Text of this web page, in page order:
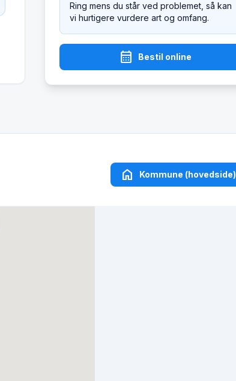
Ring mens du står ved problemet, så kan
vi hurtigere vurdere art og omfang.
calendar_month Bestil online
home Kommune (hovedside)